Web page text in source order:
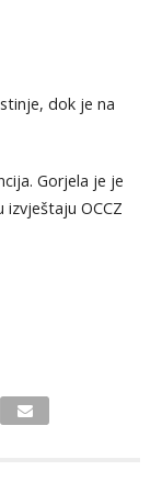
dok je na
Gorjela je je
OCCZ